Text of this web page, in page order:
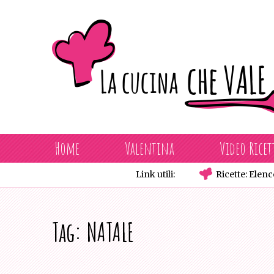
Home Valentina Video
Link utili: Ricette:
Tag:NATALE